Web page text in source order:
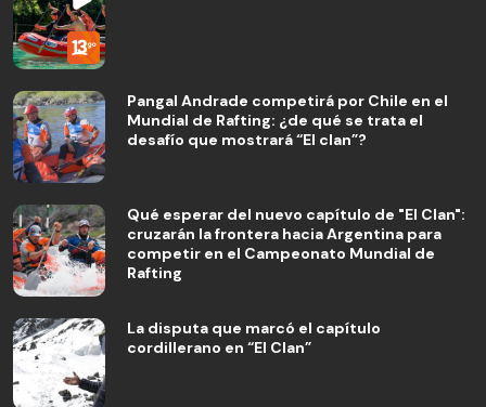
Pangal Andrade competirá por Chile en el
Mundial de Rafting: ¿de qué se trata el
desafío que mostrará “El clan”?
Qué esperar del nuevo capítulo de "El Clan":
cruzarán la frontera hacia Argentina para
competir en el Campeonato Mundial de
Rafting
La disputa que marcó el capítulo
cordillerano en “El Clan”